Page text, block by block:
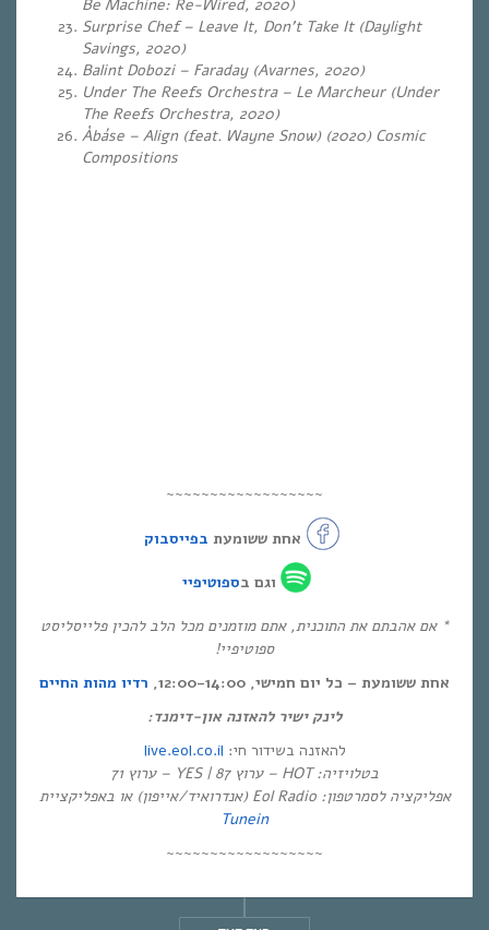
Be Machine: Re-Wired, 2020)
Surprise Chef – Leave It, Don’t Take It (Daylight
Savings, 2020)
Balint Dobozi – Faraday (Avarnes, 2020)
Under The Reefs Orchestra – Le Marcheur (Under
The Reefs Orchestra, 2020)
Àbáse – Align (feat. Wayne Snow) (2020) Cosmic
Compositions
~~~~~~~~~~~~~~~~~~
אחת ששומעת בפייסבוק
וגם בספוטיפיי
* אם אהבתם את התוכנית, אתם מוזמנים מכל הלב להכין פלייסליסט
ספוטיפיי!
אחת ששומעת – כל יום חמישי, 12:00-14:00,
רדיו מהות החיים
לינק ישיר להאזנה און-דימנד:
להאזנה בשידור חי: live.eol.co.il
בטלויזיה: HOT – ערוץ 87 | YES – ערוץ 71
אפליקציה לסמרטפון: Eol Radio (אנדרואיד/אייפון) או באפליקציית
Tunein
~~~~~~~~~~~~~~~~~~